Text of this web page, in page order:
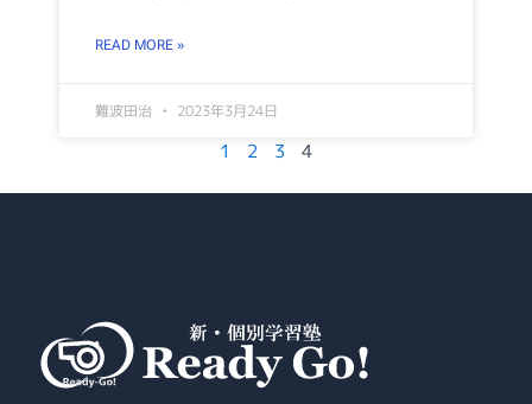
READ MORE »
難波田治 2023年3月24日
1 2 3 4